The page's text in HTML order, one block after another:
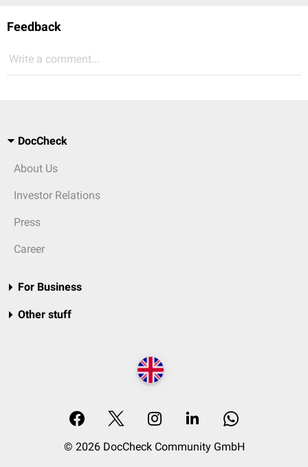
Feedback
Write a comment...
DocCheck
About Us
Investor Relations
Press
Career
For Business
Other stuff
© 2026 DocCheck Community GmbH